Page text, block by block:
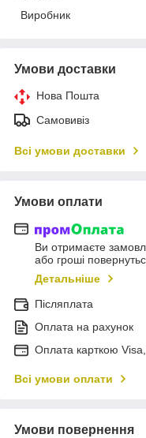
Виробник
Умови доставки
Нова Пошта
Самовивіз
Всі умови доставки
Умови оплати
Ви отримаєте
або гроші
Детальніше
Післяплата
Оплата на рахунок
Оплата карткою
Всі умови оплати
Умови повернення